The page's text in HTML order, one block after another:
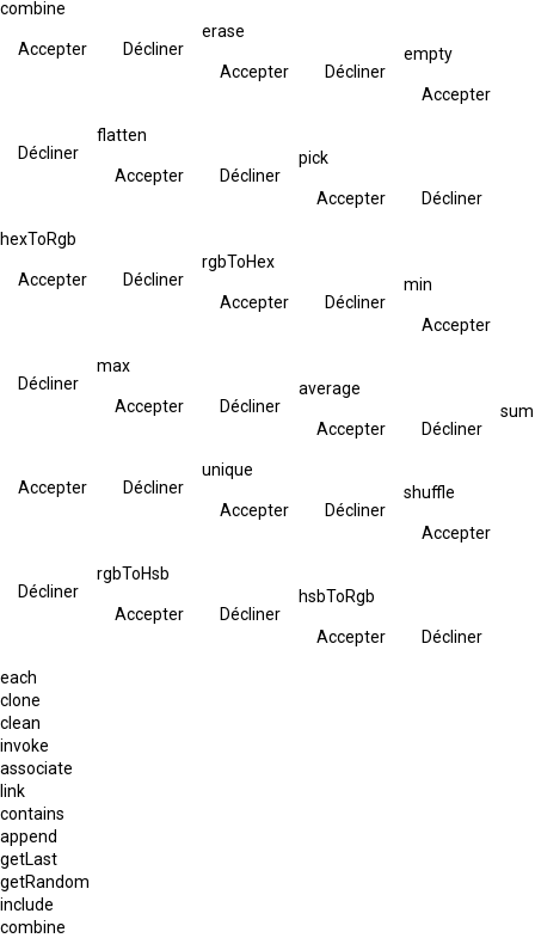
combine
Accepter Décliner
erase
Accepter Décliner
empty
Accepter
Décliner
flatten
Accepter Décliner
pick
Accepter Décliner
hexToRgb
Accepter Décliner
rgbToHex
Accepter Décliner
min
Accepter
Décliner
max
Accepter Décliner
average
Accepter Décliner
sum
Accepter Décliner
unique
Accepter Décliner
shuffle
Accepter
Décliner
rgbToHsb
Accepter Décliner
hsbToRgb
Accepter Décliner
each
clone
clean
invoke
associate
link
contains
append
getLast
getRandom
include
combine